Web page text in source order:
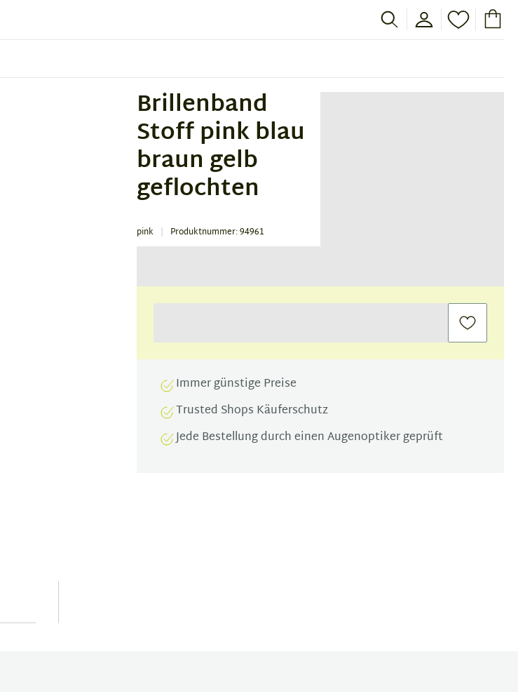
Brillenband
Stoff pink blau
braun gelb
geflochten
pink Produktnummer: 94961
Immer günstige Preise
Trusted Shops Käuferschutz
Jede Bestellung durch einen Augenoptiker geprüft